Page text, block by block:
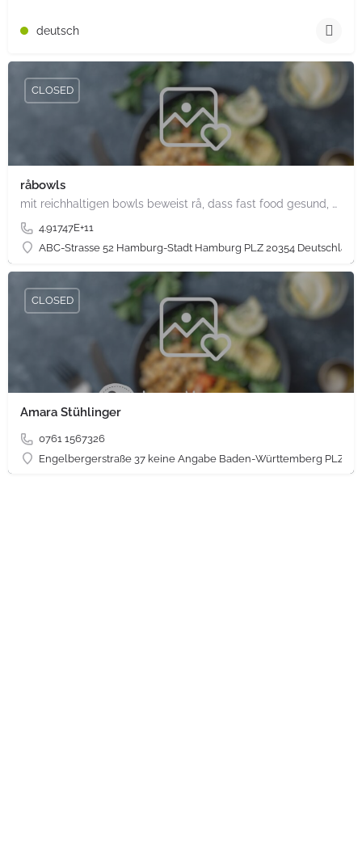
deutsch
råbowls
mit reichhaltigen bowls beweist rå, dass fast food gesund, nachhaltig und hundertprozentig vegan sein kann.…
4.91747E+11
ABC-Strasse 52 Hamburg-Stadt Hamburg PLZ 20354 Deutschland
CLOSED
Amara Stühlinger
0761 1567326
Engelbergerstraße 37 keine Angabe Baden-Württemberg PLZ
CLOSED